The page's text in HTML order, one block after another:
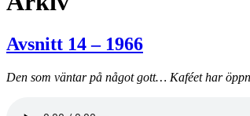
Avsnitt 14 – 1966
Den som väntar på något gott… Kaféet har